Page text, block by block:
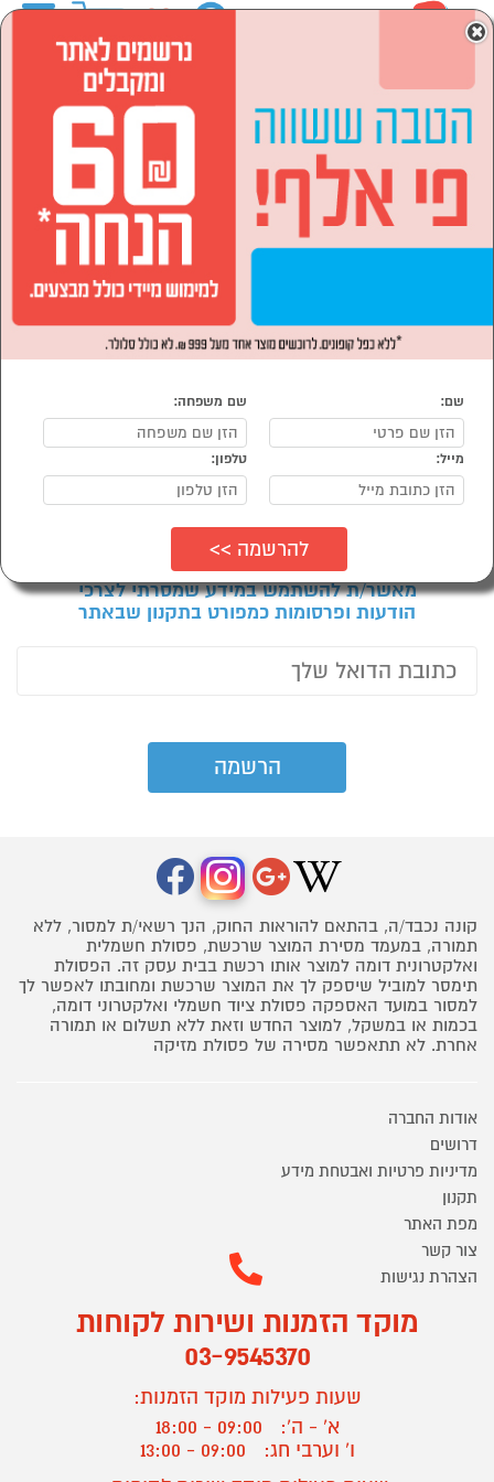
מוצרי חשמל
מוצרי חשמל לבית
שואבי אבק gold line גולד ליין
נמצאו 0 שואבי אבק מומלצים של מוצרי gold line גולד ליין
מיון: הפופולרים ביותר
שואב אבק גולד ליין gold line קונים בP1000- אתר קניות ישראלי בטוח, משתלם ונוח
המציע מוצרים מומלצים במבצע. בעמוד זה ריכזנו עבורכם מגוון רחב של הדגמים
המומלצים של שואבי אבק מהמותג הפופולארי גולד לייןgold line במחירים שווים! ב-
P1000 אנו נותנים דגש על איכות, מגוון, זמינות ושירות בלתי מתפשרים לצד קנייה
שוות לך פי אלף!
הרשמו ותוכלו להיות
הראשונים לדעת על
מבצעים ודילים:
מאשר/ת להשתמש במידע שמסרתי לצרכי
הודעות ופרסומות כמפורט בתקנון שבאתר
קונה נכבד/ה, בהתאם להוראות החוק, הנך רשאי/ת למסור, ללא
תמורה, במעמד מסירת המוצר שרכשת, פסולת חשמלית
ואלקטרונית דומה למוצר אותו רכשת בבית עסק זה. הפסולת
תימסר למוביל שיספק לך את המוצר שרכשת ומחובתו לאפשר לך
למסור במועד האספקה פסולת ציוד חשמלי ואלקטרוני דומה,
בכמות או במשקל, למוצר החדש וזאת ללא תשלום או תמורה
אחרת. לא תתאפשר מסירה של פסולת מזיקה
אודות החברה
דרושים
מדיניות פרטיות ואבטחת מידע
תקנון
מפת האתר
צור קשר
הצהרת נגישות
מוקד הזמנות ושירות לקוחות
03-9545370
שעות פעילות מוקד הזמנות:
א' - ה':
09:00 - 18:00
ו' וערבי חג:
09:00 - 13:00
×
שם: שם משפחה:
מייל: טלפון: